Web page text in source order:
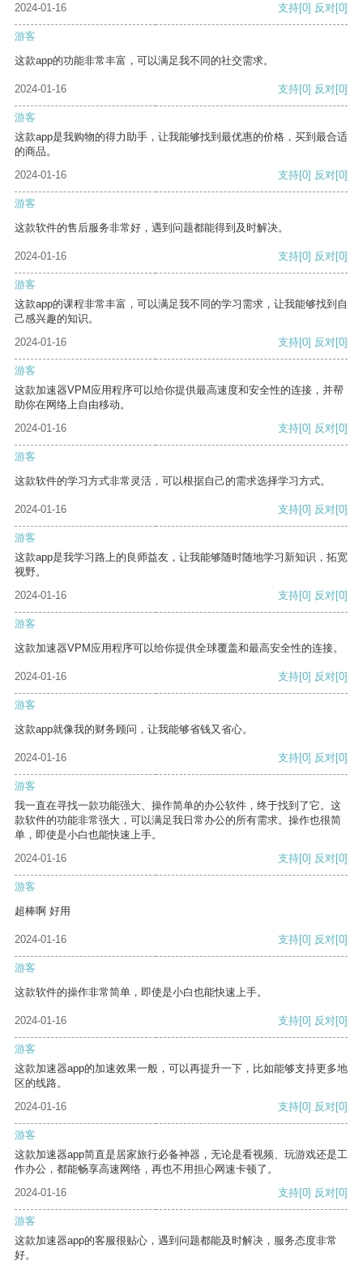
2024-01-16
支持[0] 反对[0]
游客
这款app的功能非常丰富，可以满足我不同的社交需求。
2024-01-16 支持[0] 反对[0]
游客
这款app是我购物的得力助手，让我能够找到最优惠的价格，买到最合适
的商品。
2024-01-16
支持[0] 反对[0]
游客
这款软件的售后服务非常好，遇到问题都能得到及时解决。
2024-01-16 支持[0] 反对[0]
游客
这款app的课程非常丰富，可以满足我不同的学习需求，让我能够找到自
己感兴趣的知识。
2024-01-16
支持[0] 反对[0]
游客
这款加速器VPM应用程序可以给你提供最高速度和安全性的连接，并帮
助你在网络上自由移动。
2024-01-16
支持[0] 反对[0]
游客
这款软件的学习方式非常灵活，可以根据自己的需求选择学习方式。
2024-01-16 支持[0] 反对[0]
游客
这款app是我学习路上的良师益友，让我能够随时随地学习新知识，拓宽
视野。
2024-01-16
支持[0] 反对[0]
游客
这款加速器VPM应用程序可以给你提供全球覆盖和最高安全性的连接。
2024-01-16 支持[0] 反对[0]
游客
这款app就像我的财务顾问，让我能够省钱又省心。
2024-01-16 支持[0] 反对[0]
游客
我一直在寻找一款功能强大、操作简单的办公软件，终于找到了它。这
款软件的功能非常强大，可以满足我日常办公的所有需求。操作也很简
单，即使是小白也能快速上手。
2024-01-16
支持[0] 反对[0]
游客
超棒啊 好用
2024-01-16 支持[0] 反对[0]
游客
这款软件的操作非常简单，即使是小白也能快速上手。
2024-01-16 支持[0] 反对[0]
游客
这款加速器app的加速效果一般，可以再提升一下，比如能够支持更多地
区的线路。
2024-01-16
支持[0] 反对[0]
游客
这款加速器app简直是居家旅行必备神器，无论是看视频、玩游戏还是工
作办公，都能畅享高速网络，再也不用担心网速卡顿了。
2024-01-16
支持[0] 反对[0]
游客
这款加速器app的客服很贴心，遇到问题都能及时解决，服务态度非常
好。